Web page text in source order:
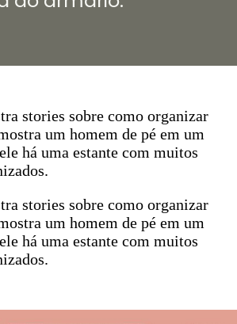
stories sobre como organizar
um homem de pé em um
há uma estante com muitos
stories sobre como organizar
um homem de pé em um
há uma estante com muitos